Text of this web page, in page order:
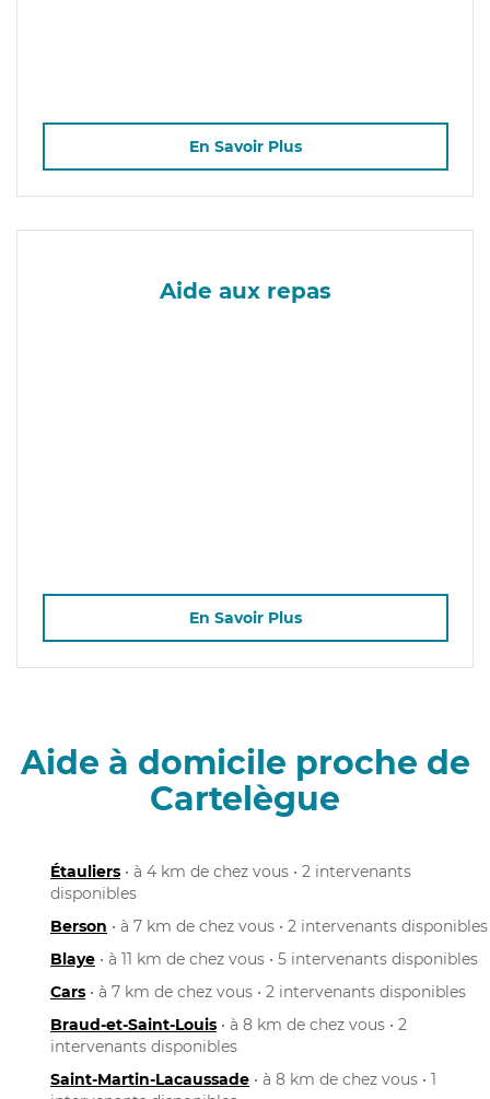
En Savoir Plus
Aide aux repas
En Savoir Plus
Aide à domicile proche de
Cartelègue
Étauliers • à 4 km de chez vous • 2 intervenants
disponibles
Berson • à 7 km de chez vous • 2 intervenants disponibles
Blaye • à 11 km de chez vous • 5 intervenants disponibles
Cars • à 7 km de chez vous • 2 intervenants disponibles
Braud-et-Saint-Louis • à 8 km de chez vous • 2
intervenants disponibles
Saint-Martin-Lacaussade • à 8 km de chez vous • 1